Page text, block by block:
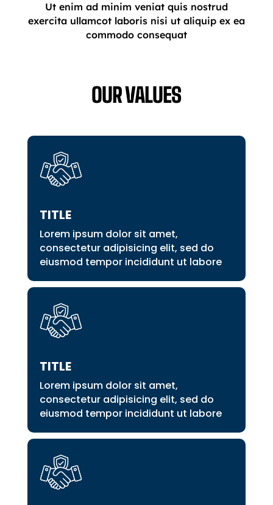
Ut enim ad minim veniat quis nostrud
exercita ullamcot laboris nisi ut aliquip ex ea
commodo consequat
OUR VALUES
TITLE
Lorem ipsum dolor sit amet,
consectetur adipisicing elit, sed do
eiusmod tempor incididunt ut labore
TITLE
Lorem ipsum dolor sit amet,
consectetur adipisicing elit, sed do
eiusmod tempor incididunt ut labore